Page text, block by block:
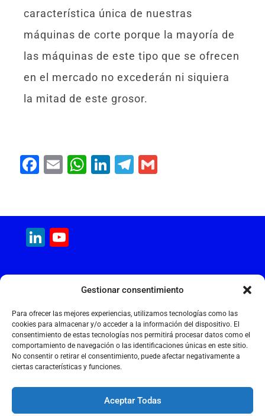
Gestionar consentimiento
Para ofrecer las mejores experiencias, utilizamos tecnologías como las
cookies para almacenar y/o acceder a la información del dispositivo. El
consentimiento de estas tecnologías nos permitirá procesar datos como el
comportamiento de navegación o las identificaciones únicas en este sitio.
No consentir o retirar el consentimiento, puede afectar negativamente a
ciertas características y funciones.
Aceptar Todas
característica única de nuestras
máquinas de corte porque la mayoría de
las máquinas de este tipo que se ofrecen
en el mercado no excederán ni siquiera
la mitad de este grosor.
F
e
b
o
E
l
W
s
p
Li
e
T
gr l
LinkedIn
Calle Cantir, 12 – Nave 7
Polígono Industrial Magarola
08292 Esparreguera – Barcelona
+34 934 397 038
info@maquinariainternacional.com